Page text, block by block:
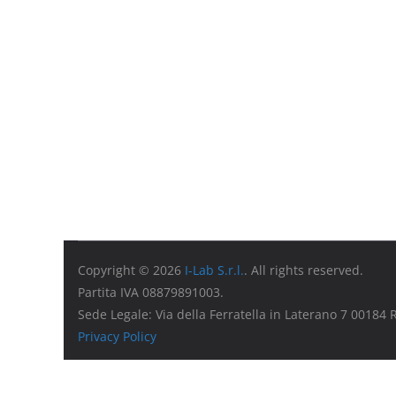
Copyright © 2026 I-Lab S.r.l.. All rights reserved.
Partita IVA 08879891003.
Sede Legale: Via della Ferratella in Laterano 7 00184
Privacy Policy